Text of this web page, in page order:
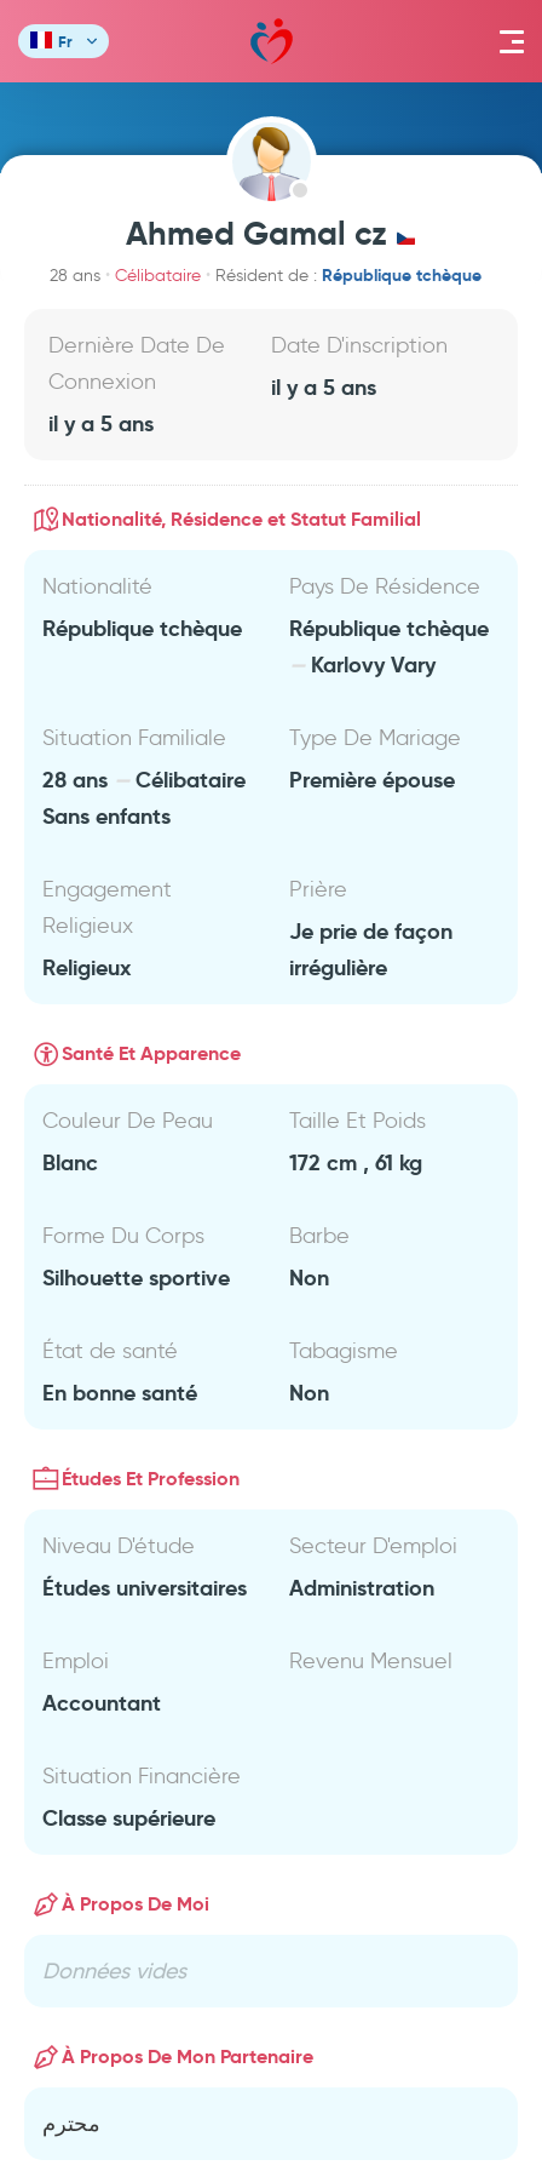
Fr
Ahmed Gamal cz
28 ans Célibataire Résident de : République tchèque
Dernière Date De
Connexion
il y a 5 ans
Date D'inscription
il y a 5 ans
Nationalité, Résidence et Statut Familial
Nationalité
République tchèque
Pays De Résidence
République tchèque
Karlovy Vary
Situation Familiale
28 ans
Célibataire
Sans enfants
Type De Mariage
Première épouse
Engagement
Religieux
Religieux
Prière
Je prie de façon
irrégulière
Santé Et Apparence
Couleur De Peau
Blanc
Taille Et Poids
172 cm , 61 kg
Forme Du Corps
Silhouette sportive
Barbe
Non
État de santé
En bonne santé
Tabagisme
Non
Études Et Profession
Niveau D'étude
Études universitaires
Secteur D'emploi
Administration
Emploi
Accountant
Revenu Mensuel
Situation Financière
Classe supérieure
À Propos De Moi
Données vides
À Propos De Mon Partenaire
محترم